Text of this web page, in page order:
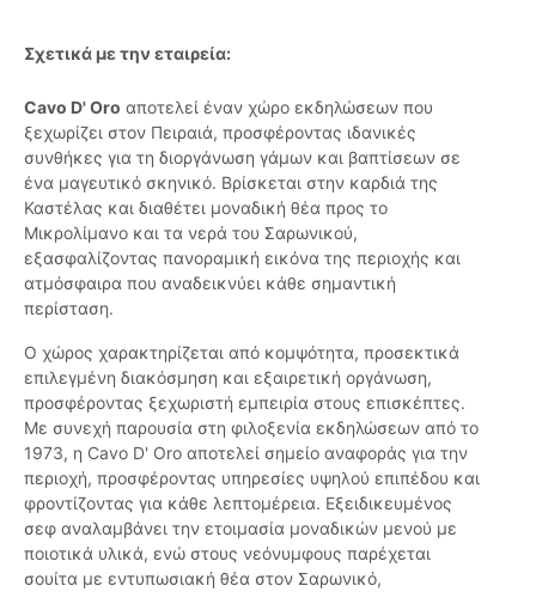
Σχετικά με την εταιρεία:
Cavo D' Oro αποτελεί έναν χώρο εκδηλώσεων που
ξεχωρίζει στον Πειραιά, προσφέροντας ιδανικές
συνθήκες για τη διοργάνωση γάμων και βαπτίσεων σε
ένα μαγευτικό σκηνικό. Βρίσκεται στην καρδιά της
Καστέλας και διαθέτει μοναδική θέα προς το
Μικρολίμανο και τα νερά του Σαρωνικού,
εξασφαλίζοντας πανοραμική εικόνα της περιοχής και
ατμόσφαιρα που αναδεικνύει κάθε σημαντική
περίσταση.
Ο χώρος χαρακτηρίζεται από κομψότητα, προσεκτικά
επιλεγμένη διακόσμηση και εξαιρετική οργάνωση,
προσφέροντας ξεχωριστή εμπειρία στους επισκέπτες.
Με συνεχή παρουσία στη φιλοξενία εκδηλώσεων από το
1973, η Cavo D' Oro αποτελεί σημείο αναφοράς για την
περιοχή, προσφέροντας υπηρεσίες υψηλού επιπέδου και
φροντίζοντας για κάθε λεπτομέρεια. Εξειδικευμένος
σεφ αναλαμβάνει την ετοιμασία μοναδικών μενού με
ποιοτικά υλικά, ενώ στους νεόνυμφους παρέχεται
σουίτα με εντυπωσιακή θέα στον Σαρωνικό,